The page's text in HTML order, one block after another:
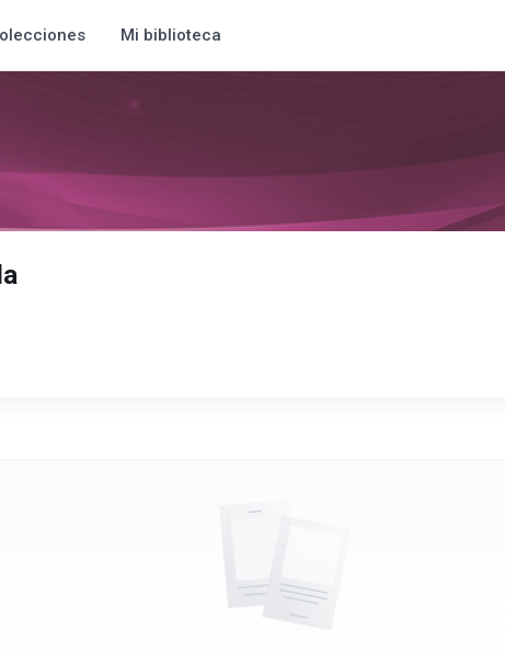
Mi biblioteca